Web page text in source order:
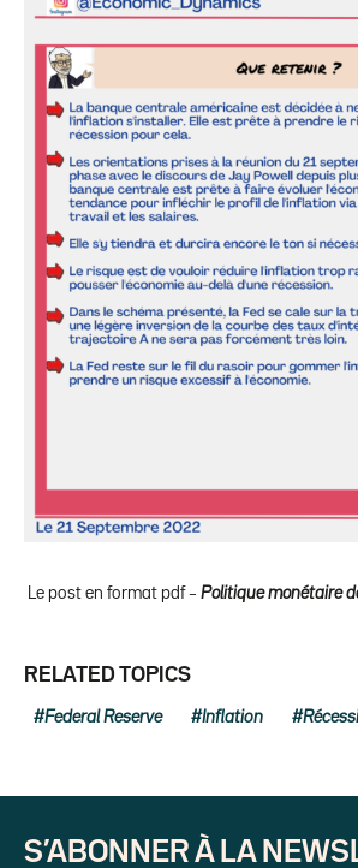
Le post en format pdf –Politique monétaire
RELATED TOPICS
Federal Reserve Inflation
S’ABONNER À LA